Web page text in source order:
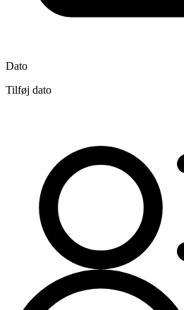
Dato
Tilføj dato